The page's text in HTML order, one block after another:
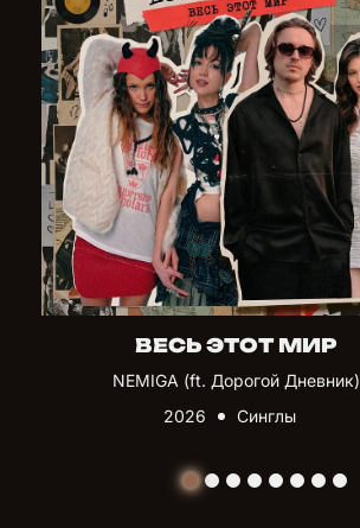
ВЕСЬ ЭТОТ МИР
NEMIGA (ft. Дорогой Дневник)
2026
Синглы